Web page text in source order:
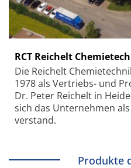
RCT Reichelt
Die Reichelt
1978 als Vertriebs- und
Dr. Peter Reichelt in
sich das Unternehmen
verstand.
Produkte